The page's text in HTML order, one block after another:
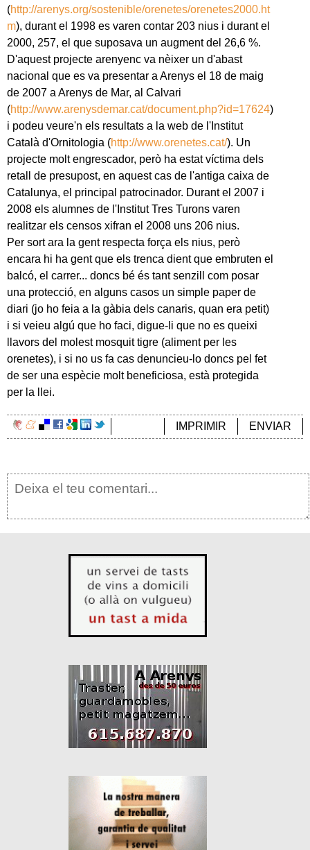
(http://arenys.org/sostenible/orenetes/orenetes2000.ht
m), durant el 1998 es varen contar 203 nius i durant el
2000, 257, el que suposava un augment del 26,6 %.
D'aquest projecte arenyenc va nèixer un d'abast
nacional que es va presentar a Arenys el 18 de maig
de 2007 a Arenys de Mar, al Calvari
(http://www.arenysdemar.cat/document.php?id=17624)
i podeu veure'n els resultats a la web de l'Institut
Català d'Ornitologia (http://www.orenetes.cat/). Un
projecte molt engrescador, però ha estat víctima dels
retall de presupost, en aquest cas de l'antiga caixa de
Catalunya, el principal patrocinador. Durant el 2007 i
2008 els alumnes de l'Institut Tres Turons varen
realitzar els censos xifran el 2008 uns 206 nius.
Per sort ara la gent respecta força els nius, però
encara hi ha gent que els trenca dient que embruten el
balcó, el carrer... doncs bé és tant senzill com posar
una protecció, en alguns casos un simple paper de
diari (jo ho feia a la gàbia dels canaris, quan era petit)
i si veieu algú que ho faci, digue-li que no es queixi
llavors del molest mosquit tigre (aliment per les
orenetes), i si no us fa cas denuncieu-lo doncs pel fet
de ser una espècie molt beneficiosa, està protegida
per la llei.
ENVIAR
IMPRIMIR